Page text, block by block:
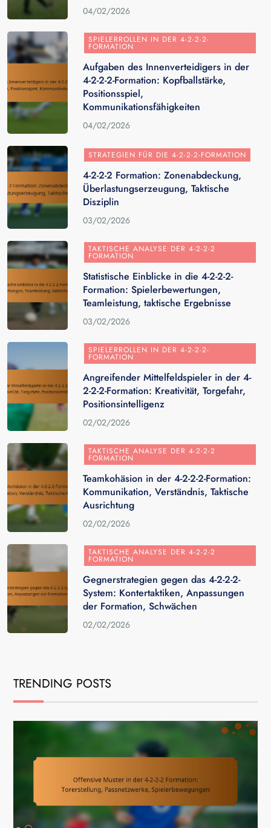
04/02/2026
SPIELERROLLEN IN DER 4-2-2-2-
FORMATION
Aufgaben des Innenverteidigers in der
4-2-2-2-Formation: Kopfballstärke,
Positionsspiel,
Kommunikationsfähigkeiten
04/02/2026
STRATEGIEN FÜR DIE 4-2-2-2-FORMATION
4-2-2-2 Formation: Zonenabdeckung,
Überlastungserzeugung, Taktische
Disziplin
03/02/2026
TAKTISCHE ANALYSE DER 4-2-2-2
FORMATION
Statistische Einblicke in die 4-2-2-2-
Formation: Spielerbewertungen,
Teamleistung, taktische Ergebnisse
03/02/2026
SPIELERROLLEN IN DER 4-2-2-2-
FORMATION
Angreifender Mittelfeldspieler in der 4-
2-2-2-Formation: Kreativität, Torgefahr,
Positionsintelligenz
02/02/2026
TAKTISCHE ANALYSE DER 4-2-2-2
FORMATION
Teamkohäsion in der 4-2-2-2-Formation:
Kommunikation, Verständnis, Taktische
Ausrichtung
02/02/2026
TAKTISCHE ANALYSE DER 4-2-2-2
FORMATION
Gegnerstrategien gegen das 4-2-2-2-
System: Kontertaktiken, Anpassungen
der Formation, Schwächen
02/02/2026
TRENDING POSTS